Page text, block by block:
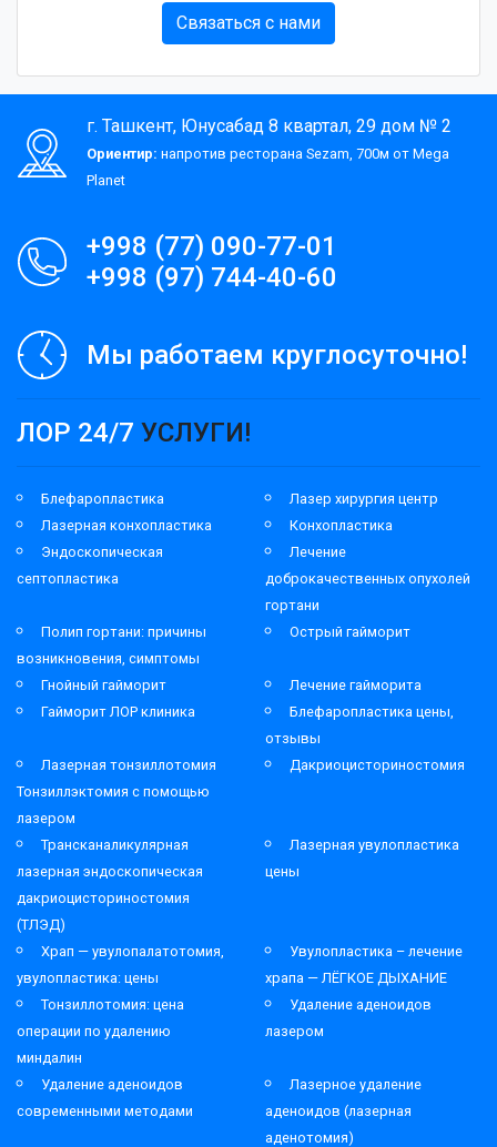
Связаться с нами
г. Ташкент, Юнусабад 8 квартал, 29 дом № 2
Ориентир: напротив ресторана Sezam, 700м от Mega
Planet
+998 (77) 090-77-01
+998 (97) 744-40-60
Мы работаем круглосуточно!
ЛОР 24/7 УСЛУГИ!
Блефаропластика
Лазер хирургия центр
Лазерная конхопластика
Конхопластика
Эндоскопическая
септопластика
Лечение
доброкачественных опухолей
гортани
Полип гортани: причины
возникновения, симптомы
Острый гайморит
Гнойный гайморит
Лечение гайморита
Гайморит ЛОР клиника
Блефаропластика цены,
отзывы
Лазерная тонзиллотомия
Тонзиллэктомия с помощью
лазером
Дакриоцисториностомия
Трансканаликулярная
лазерная эндоскопическая
дакриоцисториностомия
(ТЛЭД)
Лазерная увулопластика
цены
Храп — увулопалатотомия,
увулопластика: цены
Увулопластика – лечение
храпа — ЛЁГКОЕ ДЫХАНИЕ
Тонзиллотомия: цена
операции по удалению
миндалин
Удаление аденоидов
лазером
Удаление аденоидов
современными методами
Лазерное удаление
аденоидов (лазерная
аденотомия)